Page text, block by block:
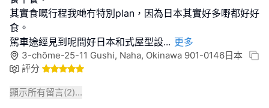
其實食嘅行程我哋冇特別plan，因為日本其實好多嘢都好好
食。
駕車途經見到呢間好日本和式屋型設... 更多
3-chōme-25-11 Gushi, Naha, Okinawa 901-0146日本
評分
顯示所有留言(2)...